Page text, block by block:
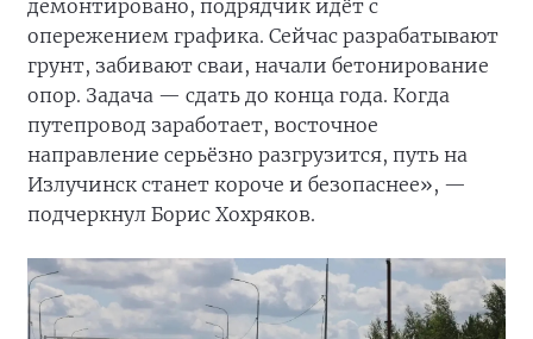
демонтировано, подрядчик идёт с
опережением графика. Сейчас разрабатывают
грунт, забивают сваи, начали бетонирование
опор. Задача — сдать до конца года. Когда
путепровод заработает, восточное
направление серьёзно разгрузится, путь на
Излучинск станет короче и безопаснее», —
подчеркнул Борис Хохряков.